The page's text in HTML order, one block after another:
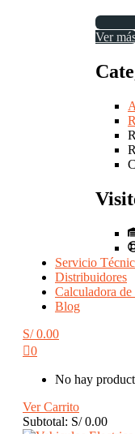
Ver
Servicio
Distribuidores
Calculadora de
Blog
S/0.00
0
No hay
Ver Carrito
Subtotal: S/0.00